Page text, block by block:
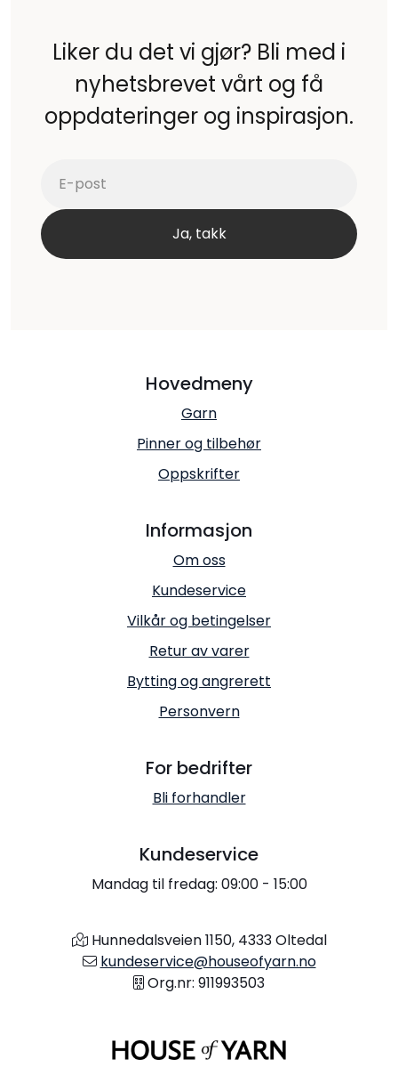
Liker du det vi gjør? Bli med i
nyhetsbrevet vårt og få
oppdateringer og inspirasjon.
Hovedmeny
Garn
Pinner og tilbehør
Oppskrifter
Informasjon
Om oss
Kundeservice
Vilkår og betingelser
Retur av varer
Bytting og angrerett
Personvern
For bedrifter
Bli forhandler
Kundeservice
Mandag til fredag: 09:00 - 15:00
Hunnedalsveien 1150, 4333 Oltedal
kundeservice@houseofyarn.no
Org.nr: 911993503